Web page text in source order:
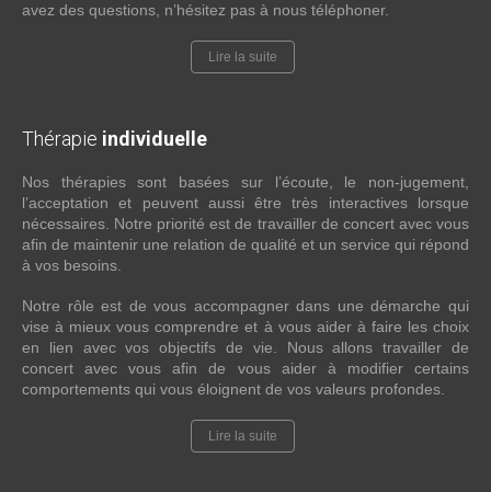
avez des questions, n’hésitez pas à nous téléphoner.
Lire la suite
Thérapie individuelle
Nos thérapies sont basées sur l’écoute, le non-jugement,
l’acceptation et peuvent aussi être très interactives lorsque
nécessaires. Notre priorité est de travailler de concert avec vous
afin de maintenir une relation de qualité et un service qui répond
à vos besoins.
Notre rôle est de vous accompagner dans une démarche qui
vise à mieux vous comprendre et à vous aider à faire les choix
en lien avec vos objectifs de vie. Nous allons travailler de
concert avec vous afin de vous aider à modifier certains
comportements qui vous éloignent de vos valeurs profondes.
Lire la suite